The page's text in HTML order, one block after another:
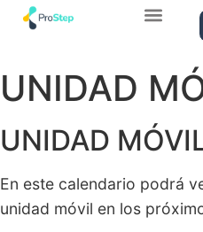
UNIDAD
UNIDAD
En este calendario podrá
unidad móvil en los